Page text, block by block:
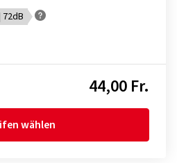
72dB
44,00 Fr.
wählen